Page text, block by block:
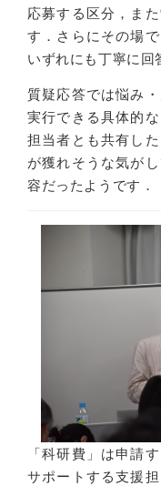
応募する区分，ま
す．さらにその場
いずれにも丁寧に回
質疑応答では悩み
実行できる具体的
担当者とも共有し
が獲れそうな気が
容だったようです．
「科研費」は申請
サポートする支援